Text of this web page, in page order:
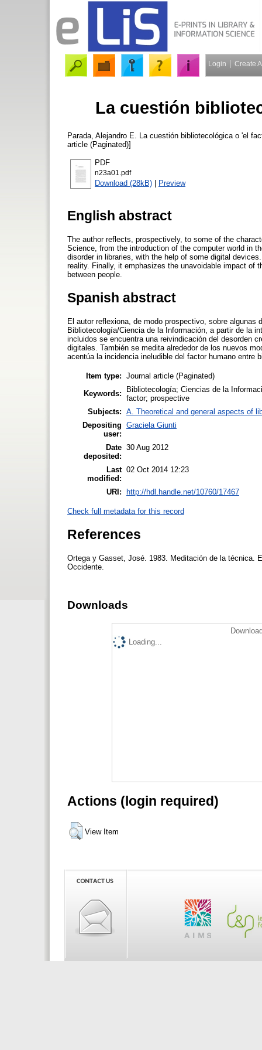
Login Create
La cuestión
Parada, Alejandro E.
La cuestión bibliotecológica o 'el
article (Paginated)]
PDF
n23a01.pdf
Download (28kB) | Preview
English abstract
The author reflects, prospectively, to some of the
Science, from the introduction of the computer world in
disorder in libraries, with the help of some digital
reality. Finally, it emphasizes the unavoidable impact of
between people.
Spanish abstract
El autor reflexiona, de modo prospectivo, sobre algunas
Bibliotecología/Ciencia de la Información, a partir de la
incluidos se encuentra una reivindicación del desorden
digitales. También se medita alrededor de los nuevos
acentúa la incidencia ineludible del factor humano entre
Item type: Journal article (Paginated)
Keywords:
Bibliotecología; Ciencias de la
factor; prospective
Subjects: A. Theoretical and general aspects of
Depositing
user:
Graciela Giunti
Date
deposited:
30 Aug 2012
Last
modified:
02 Oct 2014 12:23
URI: http://hdl.handle.net/10760/17467
Check full metadata for this record
References
Ortega y Gasset, José. 1983. Meditación de la técnica.
Occidente.
Downloads
Loading...
Actions (login required)
View Item